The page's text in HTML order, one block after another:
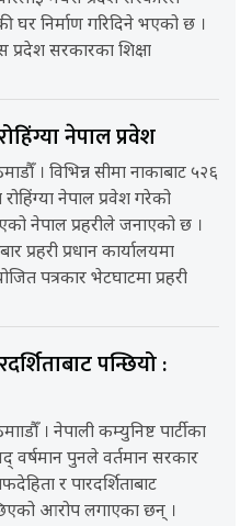
घर निर्माण गरिदिने भएको छ ।
प्रदेश सरकारका शिक्षा
नेपाल प्रवेश
। विभिन्न सीमा नाकाबाट ५२६
नेपाल प्रवेश गरेको
नेपाल प्रहरीले जनाएको छ ।
प्रहरी प्रधान कार्यालयमा
पत्रकार भेटघाटमा प्रहरी
पन्छियो :
। नेपाली कम्युनिष्ट पार्टीका
वर्षमान पुनले वर्तमान सरकार
र पारदर्शिताबाट
आरोप लगाएका छन् ।